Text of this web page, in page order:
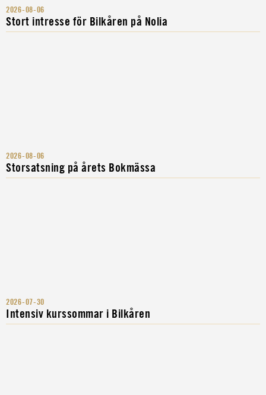
2026-08-06
Stort intresse för Bilkåren på Nolia
2026-08-06
Storsatsning på årets Bokmässa
2026-07-30
Intensiv kurssommar i Bilkåren